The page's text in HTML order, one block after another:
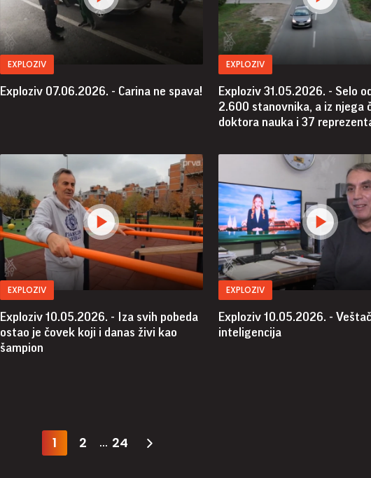
EXPLOZIV
Exploziv 07.06.2026. - Carina ne spava!
EXPLOZIV
Exploziv 31.05.2026. - Selo
2.600 stanovnika, a iz njega
doktora nauka i 37
EXPLOZIV
Exploziv 10.05.2026. - Iza svih pobeda
ostao je čovek koji i danas živi kao
šampion
EXPLOZIV
Exploziv 10.05.2026. -
inteligencija
1 2 ... 24